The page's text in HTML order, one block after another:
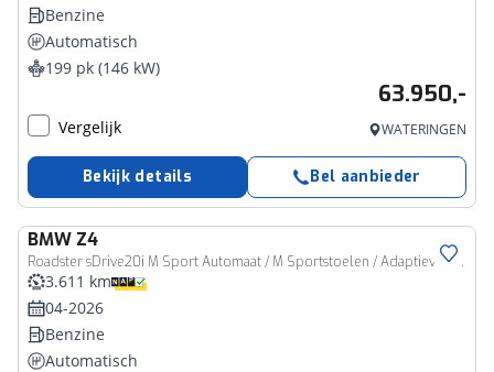
Benzine
Automatisch
199 pk (146 kW)
63.950,-
Vergelijk WATERINGEN
Bekijk details Bel aanbieder
BMW Z4
Roadster sDrive20i M Sport Automaat / M Sportstoelen / Adaptieve LED / Head-Up / Active Cruise Control / Comfort Access / Achteruitrijcamera
3.611 km
04-2026
Benzine
Automatisch